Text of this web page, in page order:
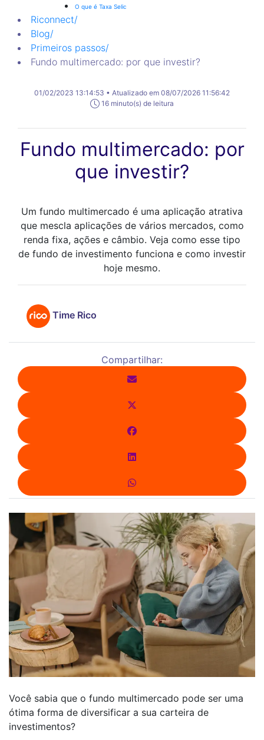
O que é Taxa Selic
Riconnect/
Blog/
Primeiros passos/
Fundo multimercado: por que investir?
01/02/2023 13:14:53 • Atualizado em 08/07/2026 11:56:42
16 minuto(s) de leitura
Fundo multimercado: por
que investir?
Um fundo multimercado é uma aplicação atrativa
que mescla aplicações de vários mercados, como
renda fixa, ações e câmbio. Veja como esse tipo
de fundo de investimento funciona e como investir
hoje mesmo.
Time Rico
Compartilhar:
Você sabia que o fundo multimercado pode ser uma
ótima forma de diversificar a sua carteira de
investimentos?